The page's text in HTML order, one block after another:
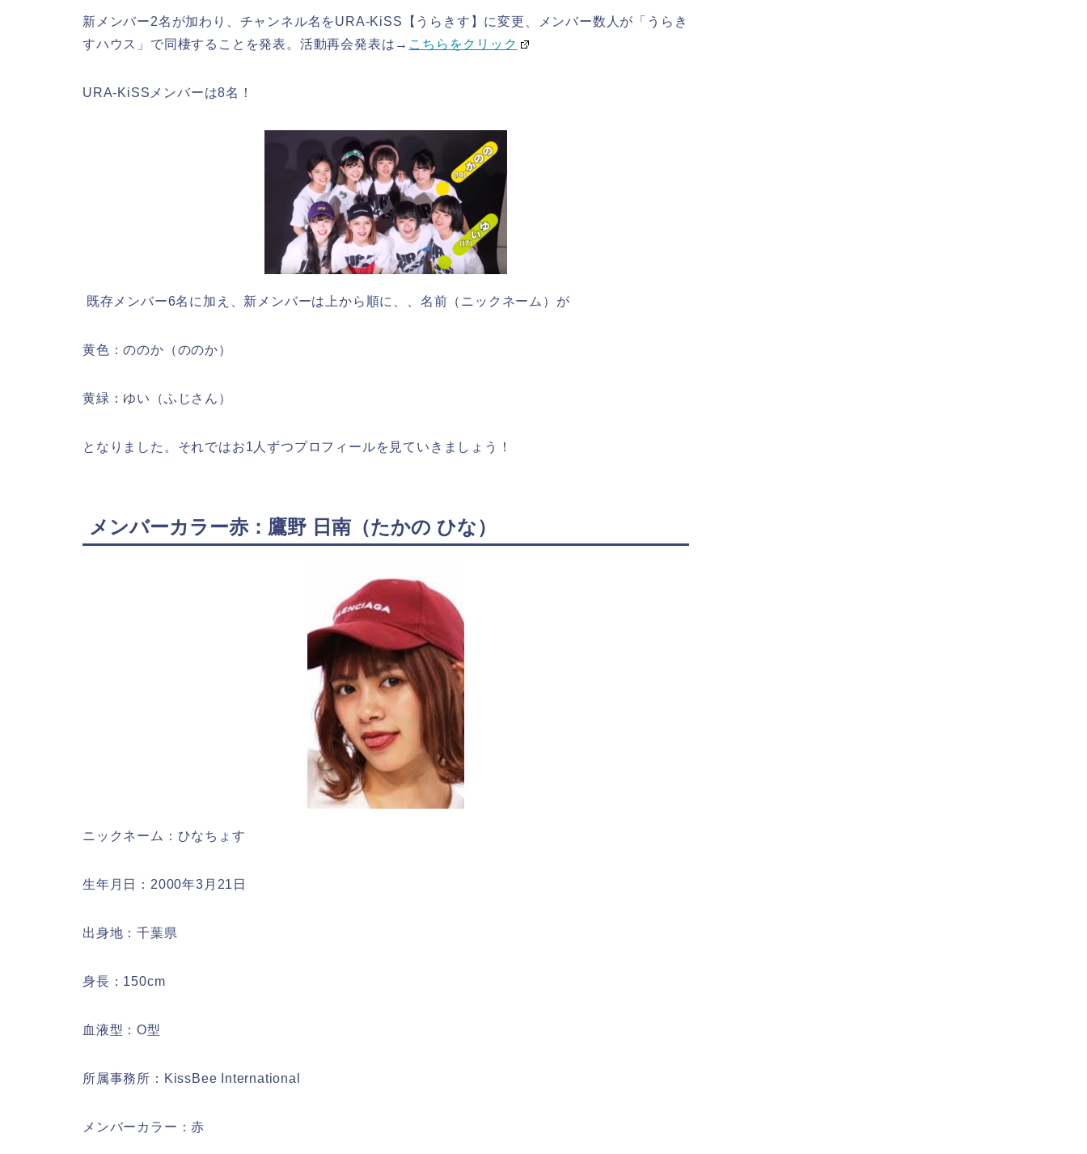
新メンバー2名が加わり、チャンネル名をURA-KiSS【うらきす】に変更、メンバー数人が「うらき
すハウス」で同棲することを発表。活動再会発表は→ こちらをクリック
URA-KiSSメンバーは8名！
既存メンバー6名に加え、新メンバーは上から順に、、名前（ニックネーム）が
黄色：ののか（ののか）
黄緑：ゆい（ふじさん）
となりました。それではお1人ずつプロフィールを見ていきましょう！
メンバーカラー赤：鷹野 日南（たかの ひな）
ニックネーム：ひなちょす
生年月日：2000年3月21日
出身地：千葉県
身長：150cm
血液型：O型
所属事務所：KissBee International
メンバーカラー：赤